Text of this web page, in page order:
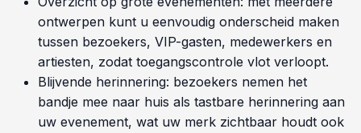
ontwerpen kunt u eenvoudig onderscheid maken
tussen bezoekers, VIP-gasten, medewerkers en
artiesten, zodat toegangscontrole vlot verloopt.
Blijvende herinnering: bezoekers nemen het
bandje mee naar huis als tastbare herinnering aan
uw evenement, wat uw merk zichtbaar houdt ook